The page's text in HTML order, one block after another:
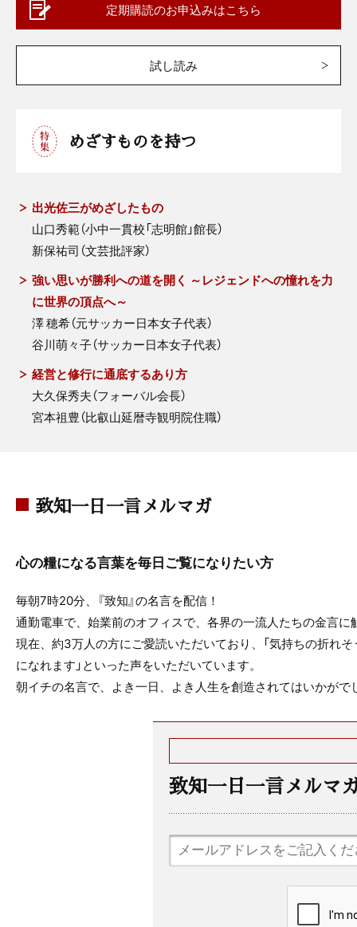
定期購読のお申込みはこちら
試し読み
めざすものを持つ
出光佐三がめざしたもの
山口秀範（小中一貫校「志明館」館長）
新保祐司（文芸批評家）
強い思いが勝利への道を開く ～レジェンドへの憧れを力
に世界の頂点へ～
澤 穂希（元サッカー日本女子代表）
谷川萌々子（サッカー日本女子代表）
経営と修行に通底するあり方
大久保秀夫（フォーバル会長）
宮本祖豊（比叡山延暦寺観明院住職）
致知一日一言メルマガ
心の糧になる言葉を毎日ご覧になりたい方
毎朝7時20分、『致知』の名言を配信！
通勤電車で、始業前のオフィスで、各界の一流人たちの金言
現在、約3万人の方にご愛読いただいており、「気持ちの折れ
になれます」といった声をいただいています。
朝イチの名言で、よき一日、よき人生を創造されてはいかがで
致知一日一言メルマ